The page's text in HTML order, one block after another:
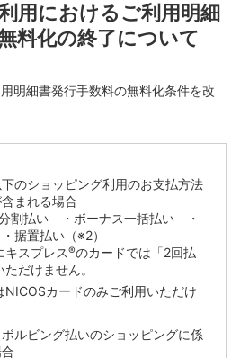
用におけるご利用明細
料化の終了について
明細書発行手数料の無料化条件を改
のショッピング利用のお支払方法
まれる場合
割払い ・ボーナス一括払い ・
据置払い（※2）
キスプレス®のカードでは「2回払
だけません。
NICOSカードのみご利用いただけ
ルビング払いのショッピングに係